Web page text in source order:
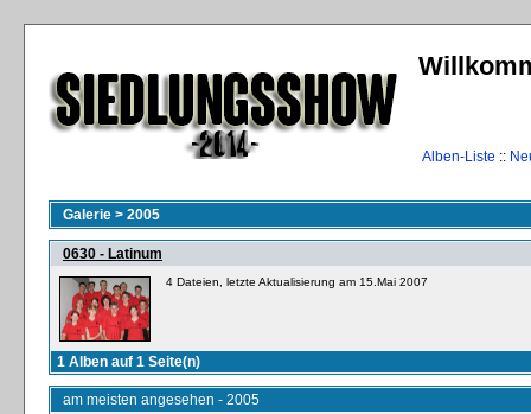
Alben-Liste ::
Galerie > 2005
0630 - Latinum
4 Dateien, letzte Aktualisierung am 15.Mai 2007
1 Alben auf 1 Seite(n)
am meisten angesehen - 2005